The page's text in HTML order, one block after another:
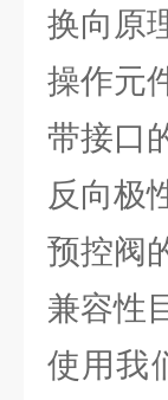
换向原
操作元
带接口
反向极
预控阀
兼容性
使用我